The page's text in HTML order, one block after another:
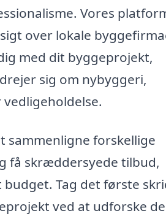
Vores
over lokale
med dit byggeprojekt,
sig om nybyggeri,
sammenligne forskellige
få skræddersyede tilbud,
budget. Tag det første
ved at udforske de